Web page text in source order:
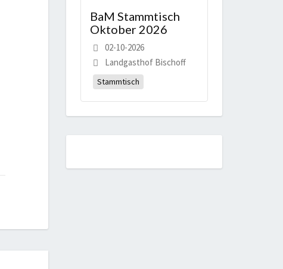
BaM Stammtisch
Oktober 2026
02-10-2026
Landgasthof Bischoff
Stammtisch